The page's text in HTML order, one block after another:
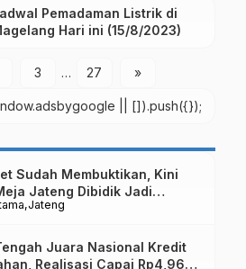
Pemadaman Listrik di
Hari ini (15/8/2023)
3 … 27 »
|| []).push({});
Jateng
Sudah Membuktikan, Kini
Jateng Dibidik Jadi
Nasional
Juara Nasional Kredit
Realisasi Capai Rp4,96